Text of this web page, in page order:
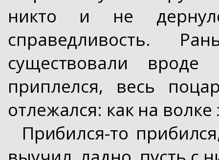
никто и не
справедливость.
существовали
приплелся, весь
отлежался: как на
Прибился-то